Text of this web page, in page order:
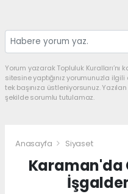
Yorum yazarak Topluluk
sitesine yaptığınız yorumunuzla
tek başınıza üstleniyorsunuz.
şekilde sorumlu tutulamaz.
Anasayfa Siyaset
Karaman'da